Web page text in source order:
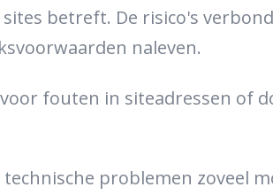
betreft. De risico's
naleven.
fouten in siteadressen of
problemen zoveel